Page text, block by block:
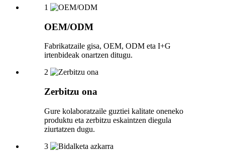
1
OEM/ODM
Fabrikatzaile gisa, OEM, ODM eta I+G
irtenbideak onartzen ditugu.
2
Zerbitzu ona
Gure kolaboratzaile guztiei kalitate oneneko
produktu eta zerbitzu eskaintzen diegula
ziurtatzen dugu.
3